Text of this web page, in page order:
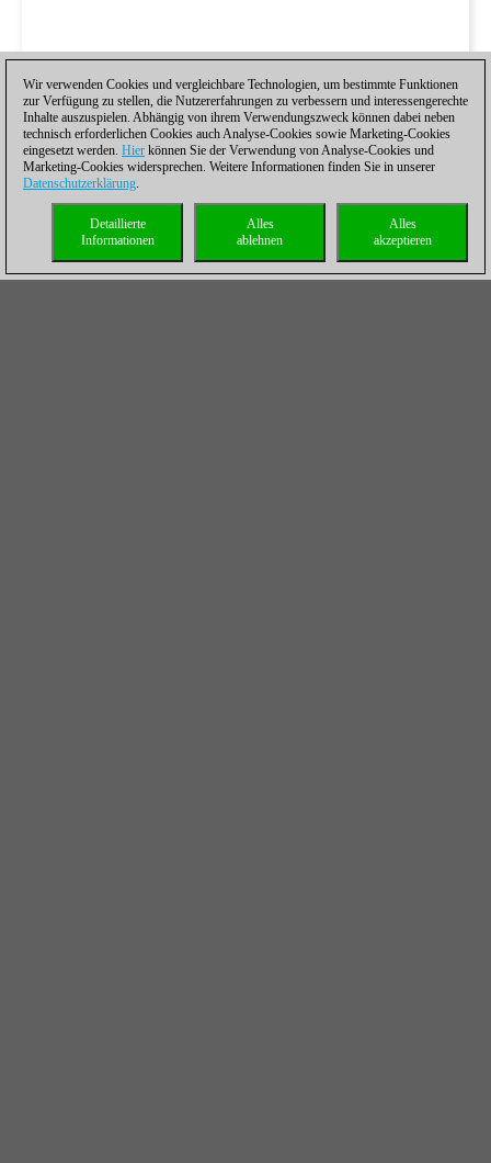
Wir verwenden Cookies und vergleichbare Technologien, um bestimmte Funktionen
zur Verfügung zu stellen, die Nutzererfahrungen zu verbessern und interessengerechte
Inhalte auszuspielen. Abhängig von ihrem Verwendungszweck können dabei neben
technisch erforderlichen Cookies auch Analyse-Cookies sowie Marketing-Cookies
eingesetzt werden. Hier können Sie der Verwendung von Analyse-Cookies und
Marketing-Cookies widersprechen. Weitere Informationen finden Sie in unserer
Datenschutzerklärung.
Alles
akzeptieren
Alles
ablehnen
Detaillierte
Informationen